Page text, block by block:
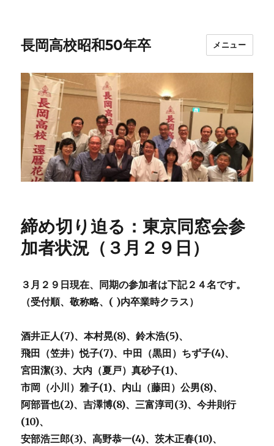
長岡高校昭和50年卒 メニュー
締め切り迫る：東京同窓会参
加者状況（３月２９日）
３月２９日現在、同期の参加者は下記２４名です。
（受付順、敬称略、( )内卒業時クラス）
酒井正人(7)、本村晃(8)、鈴木浩(5)、
飛田（笠井）悦子(7)、中田（黒田）ちず子(4)、
宮田潔(3)、大内（夏戸）真砂子(1)、
市岡（小川）雅子(1)、内山（藤田）公男(8)、
阿部晋也(2)、吉澤博(8)、三富淳司(3)、今井則行
(10)、
安部浩三郎(3)、高野恭一(4)、茨木正春(10)、